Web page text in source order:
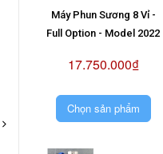
Máy Phun Sương 8 Vỉ -
Full Option - Model 2022
17.750.000₫
Chọn sản phẩm